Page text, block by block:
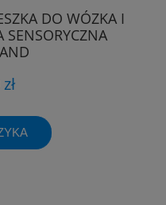
DO WÓZKA I
SENSORYCZNA